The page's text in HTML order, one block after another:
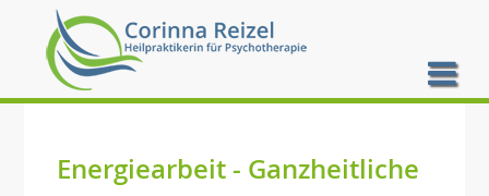
Energiearbeit - Ganzheitliche